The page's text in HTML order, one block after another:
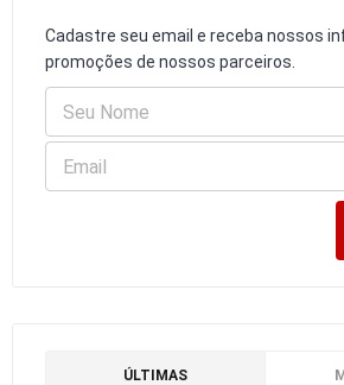
Cadastre seu email e receba nossos
promoções de nossos parceiros.
ÚLTIMAS